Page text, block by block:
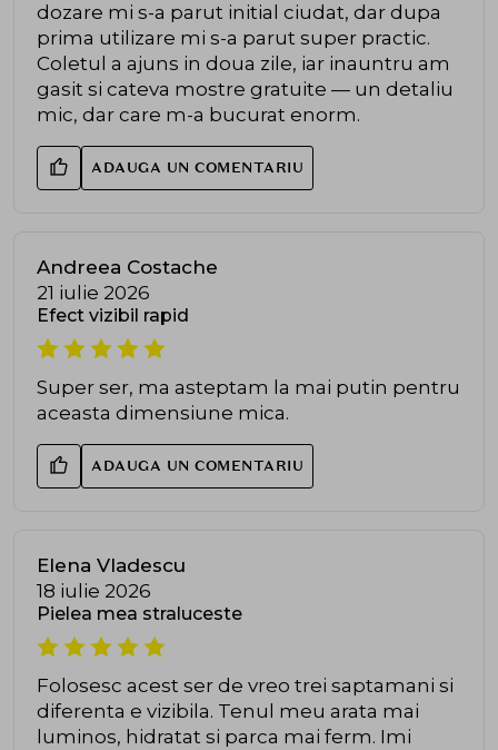
dozare mi s-a parut initial ciudat, dar dupa
prima utilizare mi s-a parut super practic.
Coletul a ajuns in doua zile, iar inauntru am
gasit si cateva mostre gratuite — un detaliu
mic, dar care m-a bucurat enorm.
ADAUGA UN COMENTARIU
Andreea Costache
21 iulie 2026
Efect vizibil rapid
Super ser, ma asteptam la mai putin pentru
aceasta dimensiune mica.
ADAUGA UN COMENTARIU
Elena Vladescu
18 iulie 2026
Pielea mea straluceste
Folosesc acest ser de vreo trei saptamani si
diferenta e vizibila. Tenul meu arata mai
luminos, hidratat si parca mai ferm. Imi